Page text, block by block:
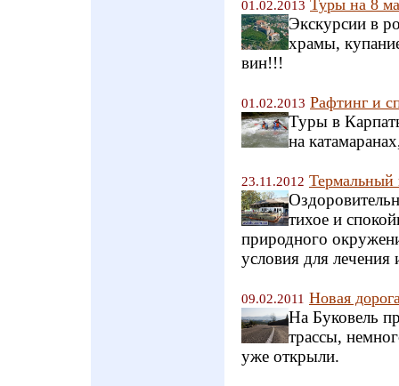
01.02.2013 Туры на 8
Экскурсии в
храмы,
вин!!!
01.02.2013 Рафтинг и
Туры в
на
23.11.2012 Термальный
тихое и
природного
условия для
09.02.2011 Новая
На Буковель
трассы,
уже открыли.